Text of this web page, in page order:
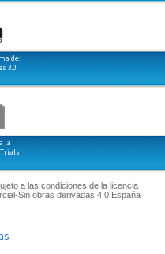
de:
3.0
la
a las condiciones de la licencia
Sin obras derivadas 4.0 España